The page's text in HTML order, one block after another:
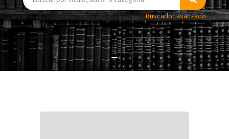
Buscador avanzado